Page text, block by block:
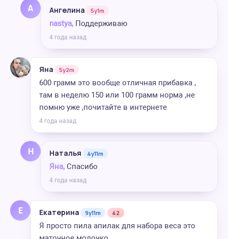
А Ангелина 5y1m
nastya, Поддерживаю
4 года назад
Яна 5y2m
600 грамм это вообще отличная прибавка ,
там в неделю 150 или 100 грамм норма ,не
помню уже ,почитайте в интернете
4 года назад
Н Наталья 4y11m
Яна, Спасибо
4 года назад
Е Екатерина 9y11m 42
Я просто пила апилак для набора веса это